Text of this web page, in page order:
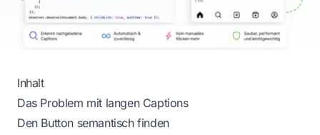
Inhalt
Das Problem mit langen Captions
Den Button semantisch finden